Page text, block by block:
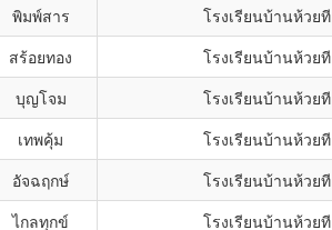
พิมพ์สาร โรงเรียนบ้านห้วยที
สร้อยทอง โรงเรียนบ้านห้วยที
บุญโจม โรงเรียนบ้านห้วยที
เทพคุ้ม โรงเรียนบ้านห้วยที
อัจฉฤกษ์ โรงเรียนบ้านห้วยที
ไกลทุกข์ โรงเรียนบ้านห้วยที